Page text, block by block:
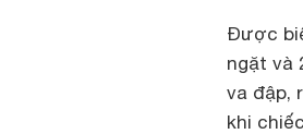
Được
ngặt và
va đập,
khi